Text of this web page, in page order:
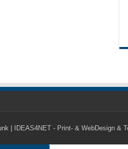
| IDEAS4NET - Print- & WebDesign &